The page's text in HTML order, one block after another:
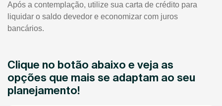
Após a contemplação, utilize sua carta de crédito para
liquidar o saldo devedor e economizar com juros
bancários.
Clique no botão abaixo e veja as
opções que mais se adaptam ao seu
planejamento!